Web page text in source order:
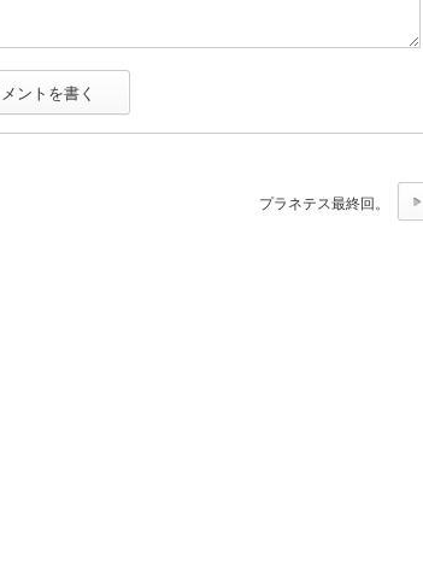
プラネテス最終回。